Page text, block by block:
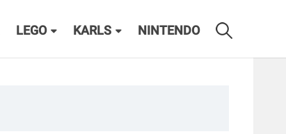
LEGO KARLS NINTENDO